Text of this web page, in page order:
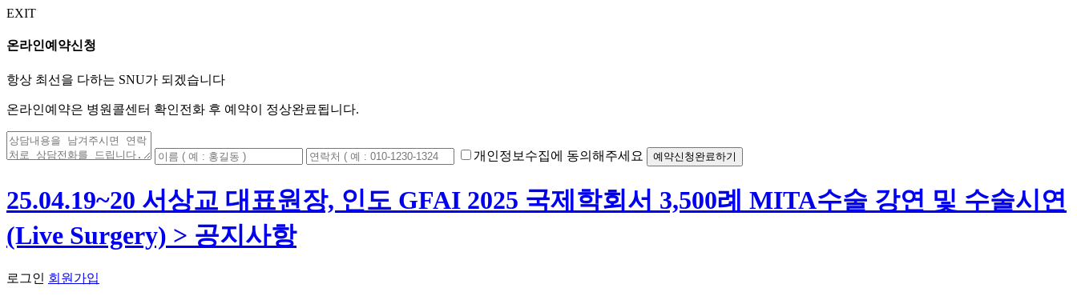
EXIT
온라인예약신청
항상 최선을 다하는 SNU가 되겠습니다
온라인예약은 병원콜센터 확인전화 후 예약이 정상완료됩니다.
개인정보수집에 동의해주세요 예약신청완료하기
25.04.19~20 서상교 대표원장, 인도 GFAI 2025 국제학회서 3,500례 MITA수술 강연 및 수술시연
(Live Surgery) > 공지사항
로그인 회원가입